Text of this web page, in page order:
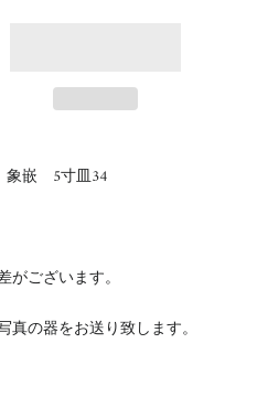
象嵌 5寸皿34
ございます。
の器をお送り致します。